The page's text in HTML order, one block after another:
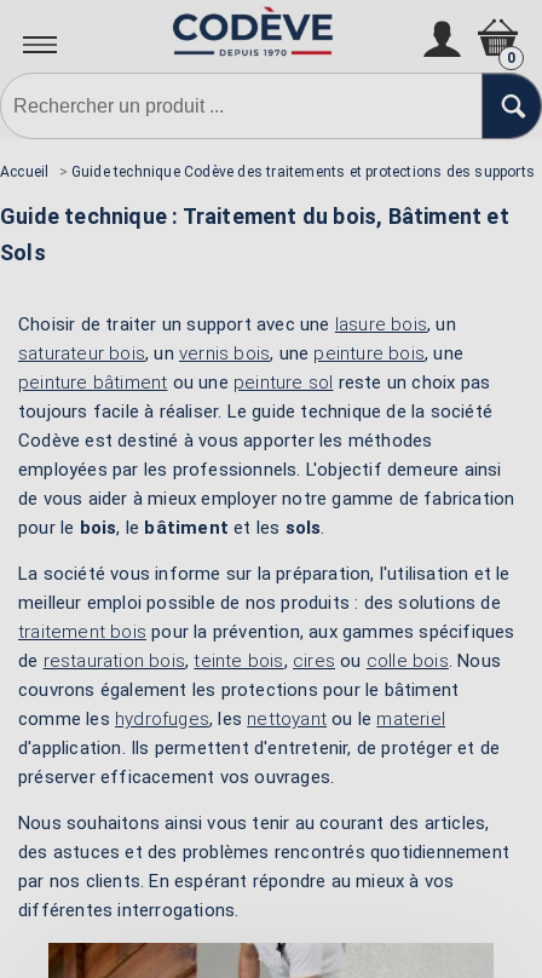
0
Accueil > Guide technique Codève des traitements et protections des supports
Guide technique : Traitement du bois, Bâtiment et
Sols
Choisir de traiter un support avec une lasure bois, un
saturateur bois, un vernis bois, une peinture bois, une
peinture bâtiment ou une peinture sol reste un choix pas
toujours facile à réaliser. Le guide technique de la société
Codève est destiné à vous apporter les méthodes
employées par les professionnels. L'objectif demeure ainsi
de vous aider à mieux employer notre gamme de fabrication
pour le bois, le bâtiment et les sols.
La société vous informe sur la préparation, l'utilisation et le
meilleur emploi possible de nos produits : des solutions de
traitement bois pour la prévention, aux gammes spécifiques
de restauration bois,teinte bois, cires ou colle bois. Nous
couvrons également les protections pour le bâtiment
comme les hydrofuges, les nettoyant ou le materiel
d'application. Ils permettent d'entretenir, de protéger et de
préserver efficacement vos ouvrages.
Nous souhaitons ainsi vous tenir au courant des articles,
des astuces et des problèmes rencontrés quotidiennement
par nos clients. En espérant répondre au mieux à vos
différentes interrogations.